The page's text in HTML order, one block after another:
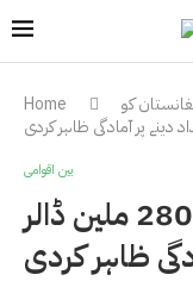
Home
کو
بین اقوامی
ورلڈ بینک نے افغانستان کو 280 ملین ڈالر
ظاہر کردی